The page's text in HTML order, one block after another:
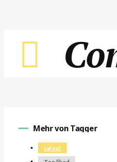
Mehr von Tagger
Latest